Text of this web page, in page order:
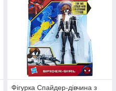
Hero Power FX для
і фраз.
Фігурка Спайдер-дівчина з